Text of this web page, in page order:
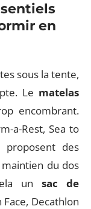
en
sous la tente,
Le matelas
encombrant.
a-Rest, Sea to
proposent des
du dos
unsac de
Decathlon